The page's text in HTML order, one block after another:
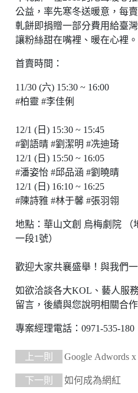
公益，率先寒冬送暖意，每
軋餅即捐贈一部分費用給臺
讓粉絲甜在嘴裡、暖在心裡。
首賣時間：
11/30 (六) 15:30 ~ 16:00
#柏靈 #李佳俐
12/1 (日) 15:30 ~ 15:45
#劉語晴 #劉潔明 #冼迪琦
12/1 (日) 15:50 ~ 16:05
#潘姿怡 #邱品涵 #劉曉晴
12/1 (日) 16:10 ~ 16:25
#陳詩雅 #林于馨 #張羽翎
地點：華山文創 烏梅劇院 （
一段1號）
歡迎大家共襄盛舉！與我們
如欲洽談各大KOL、藝人服
留言，後續與您說明相關合作
專案經理電話：0971-535-
上一則 Google Adwords
下一則 如何成為網紅